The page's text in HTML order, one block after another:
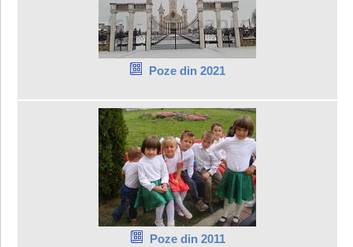
Poze din 2021
Poze din 2011